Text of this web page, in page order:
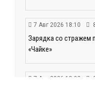
7 Авг 2026 18:10
Зарядка со стражем
«Чайке»
7 Авг 2026 18:02